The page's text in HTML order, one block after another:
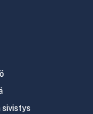
sivistys